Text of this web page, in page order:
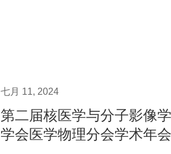
七月 11, 2024
第二届核医学与分子影像
学会医学物理分会学术年